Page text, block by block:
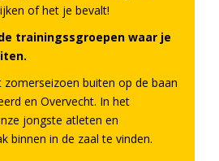
of het je bevalt!
trainingssgroepen waar je
buiten op de baan
en Overvecht. In het
jongste atleten en
binnen in de zaal te vinden.